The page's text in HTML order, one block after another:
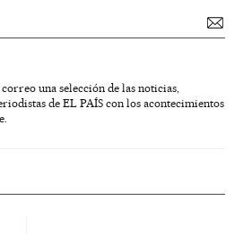
una selección de las noticias,
de EL PAÍS con los acontecimientos